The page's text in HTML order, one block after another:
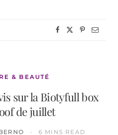
& BEAUTÉ
sur la Biotyfull box
de juillet
6 MINS READ